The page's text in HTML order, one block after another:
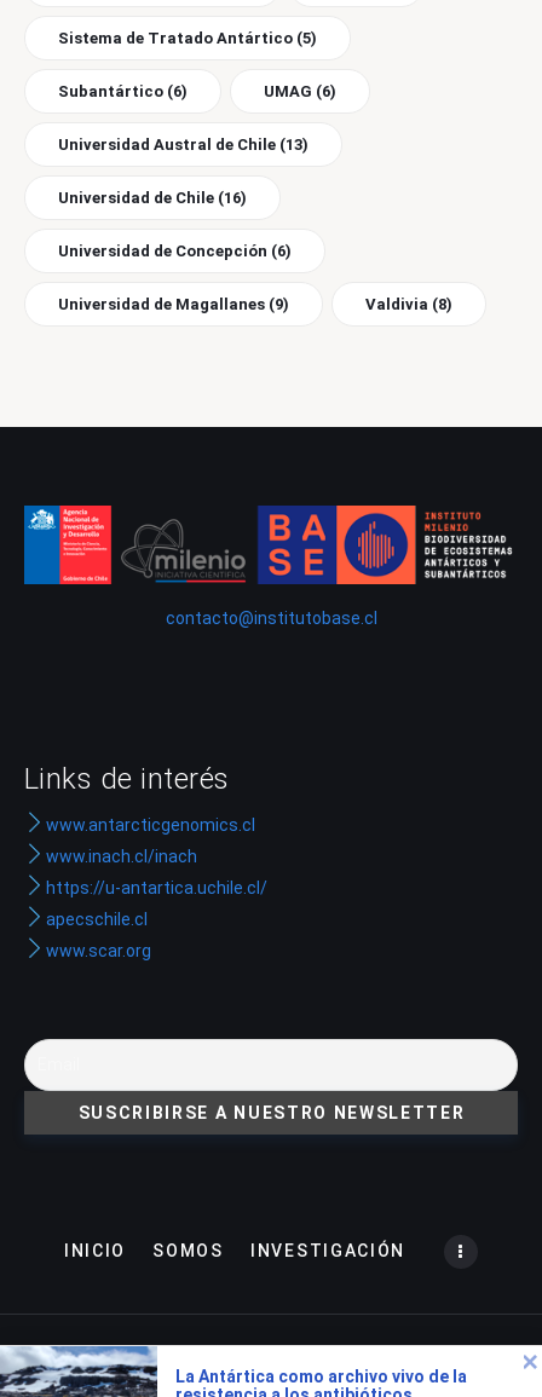
Sistema de Tratado Antártico (5)
Subantártico (6) UMAG (6)
Universidad Austral de Chile (13)
Universidad de Chile (16)
Universidad de Concepción (6)
Universidad de Magallanes (9) Valdivia (8)
contacto@institutobase.cl
Links de interés
www.antarcticgenomics.cl
www.inach.cl/inach
https://u-antartica.uchile.cl/
apecschile.cl
www.scar.org
INICIO SOMOS INVESTIGACIÓN
Copyright © 2022. All rights reserved. Potenciado por
La Antártica como archivo vivo de la